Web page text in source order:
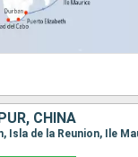
CHINA